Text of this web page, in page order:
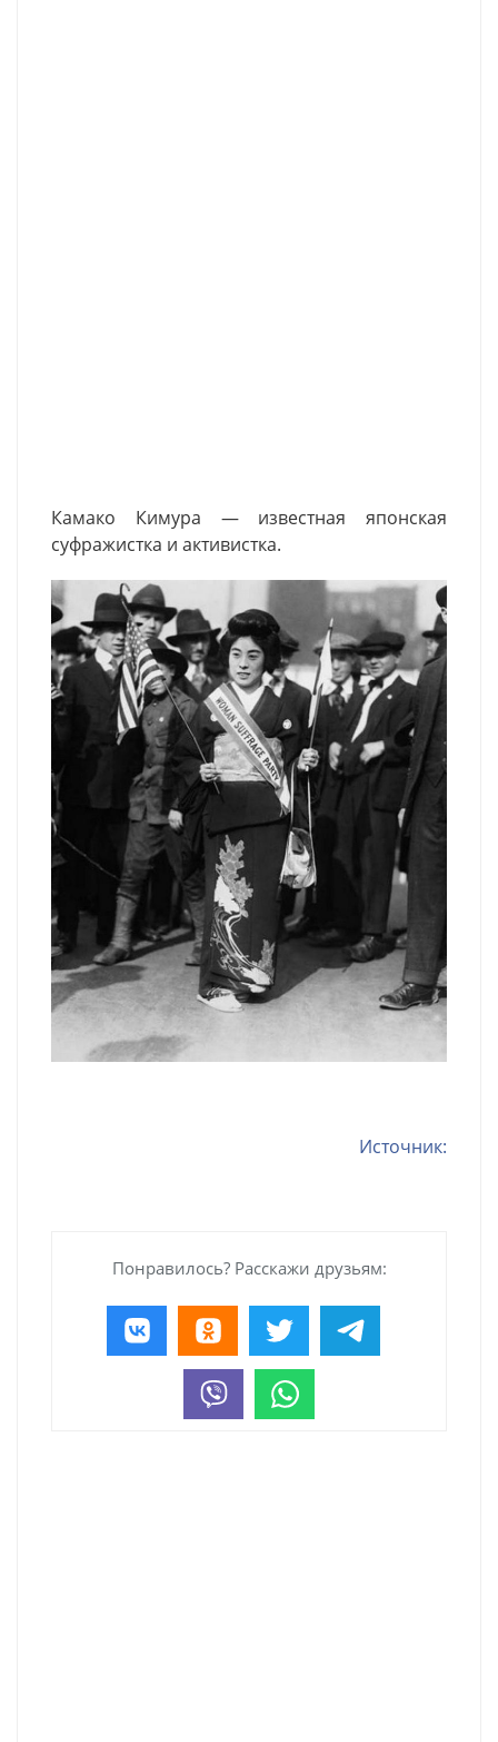
Камако Кимура — известная японская
суфражистка и активистка.
Источник:
Понравилось? Расскажи друзьям: